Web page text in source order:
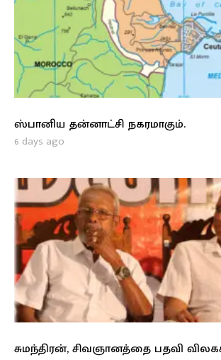
ஸ்பானிய தன்னாட்சி நகரமாகும்.
6 days ago
சுமந்திரன், சிவஞானத்தை பதவி